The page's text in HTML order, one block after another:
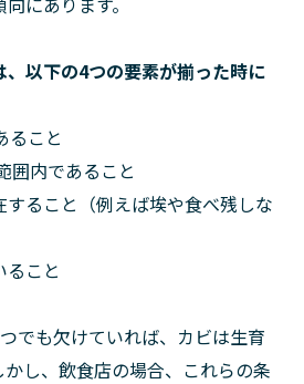
以下の4つの要素が揃った時に
ること
囲内であること
すること（例えば埃や食べ残しな
ること
でも欠けていれば、カビは生育
し、飲食店の場合、これらの条